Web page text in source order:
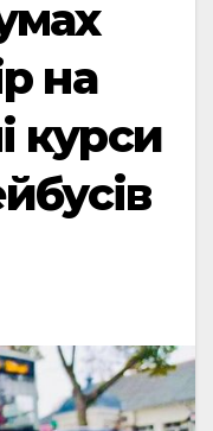
на
курси